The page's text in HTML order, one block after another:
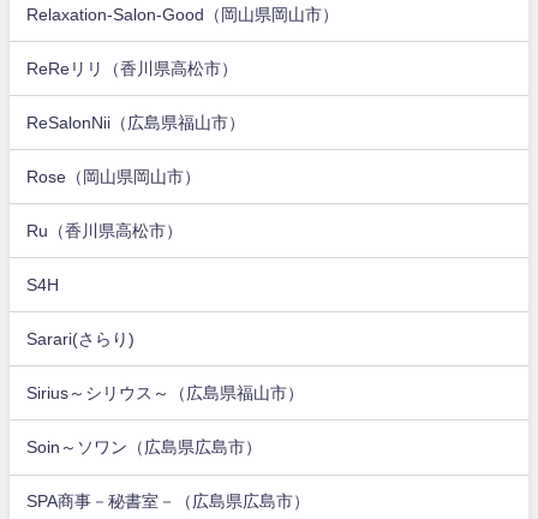
Relaxation-Salon-Good（岡山県岡山市）
ReReリリ（香川県高松市）
ReSalonNii（広島県福山市）
Rose（岡山県岡山市）
Ru（香川県高松市）
S4H
Sarari(さらり)
Sirius～シリウス～（広島県福山市）
Soin～ソワン（広島県広島市）
SPA商事－秘書室－（広島県広島市）